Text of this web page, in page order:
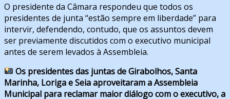
O presidente da Câmara respondeu que todos os
presidentes de junta “estão sempre em liberdade” para
intervir, defendendo, contudo, que os assuntos devem
ser previamente discutidos com o executivo municipal
antes de serem levados à Assembleia.
Os presidentes das juntas de Girabolhos, Santa
Marinha, Loriga e Seia aproveitaram a Assembleia
Municipal para reclamar maior diálogo com o executivo, a